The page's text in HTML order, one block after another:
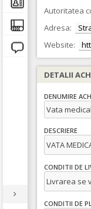
Autoritatea
Adresa:
Website:
DETALII
DENUMIRE
Vata
DESCRIERE
VATA
CONDITII DE
Livrarea se
CONDITII DE